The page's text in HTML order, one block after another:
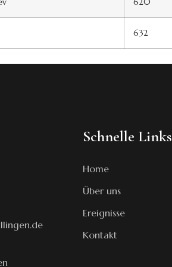
632
Schnelle Links
Home
Über uns
Ereignisse
Kontakt